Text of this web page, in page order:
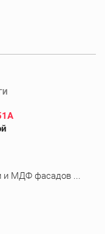
и МДФ фасадов ...